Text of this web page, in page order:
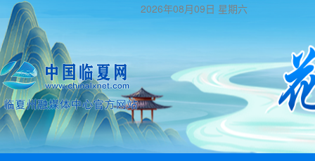
2026年08月09日 星期六